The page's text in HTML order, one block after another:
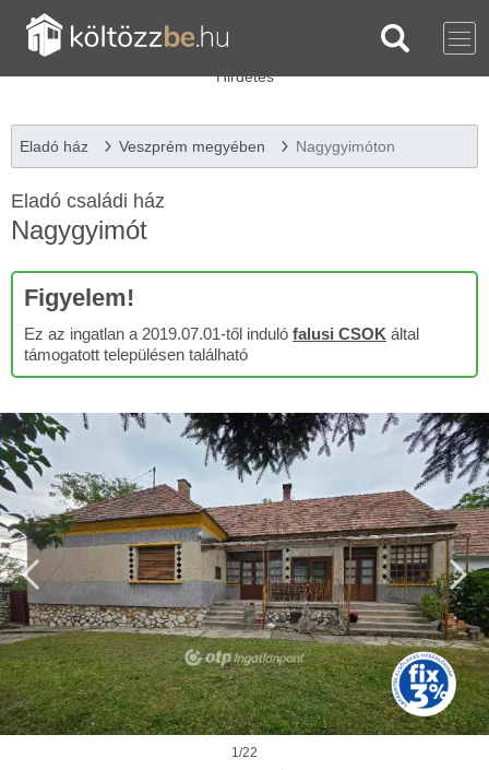
Eladó ház Veszprém megyében Nagygyimóton
Eladó családi ház
Nagygyimót
Figyelem!
Ez az ingatlan a 2019.07.01-től induló falusi CSOK által
támogatott településen található
1/22